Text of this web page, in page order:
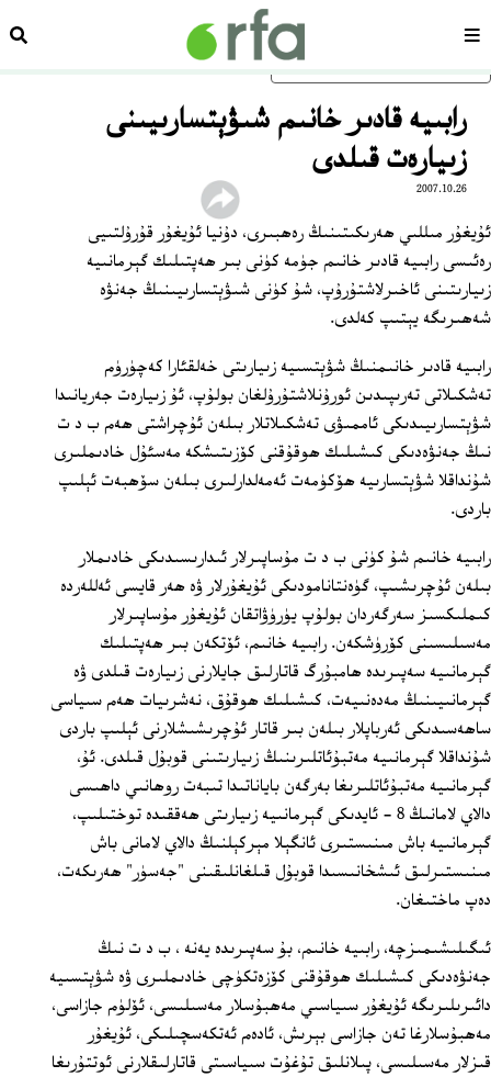
ئاساسلىق مەزمۇنغا ئاتلاڭسەھىپە
رابىيە قادىر خانىم شىۋېتسارىيىنى
زىيارەت قىلدى
2007.10.26
ئۇيغۇر مىللىي ھەرىكىتىنىڭ رەھبىرى، دۇنيا ئۇيغۇر قۇرۇلتىيى
رەئىسى رابىيە قادىر خانىم جۈمە كۈنى بىر ھەپتىلىك گېرمانىيە
زىيارىتىنى ئاخىرلاشتۇرۇپ، شۇ كۈنى شىۋېتسارىيىنىڭ جەنۋە
شەھىرىگە يېتىپ كەلدى.
رابىيە قادىر خانىمنىڭ شۋېتسىيە زىيارىتى خەلقئارا كەچۈرۈم
تەشكىلاتى تەرىپىدىن ئورۇنلاشتۇرۇلغان بولۇپ، ئۇ زىيارەت جەريانىدا
شۋېتسارىيىدىكى ئاممىۋى تەشكىلاتلار بىلەن ئۇچراشتى ھەم ب د ت
نىڭ جەنۋەدىكى كىشىلىك ھوقۇقنى كۆزىتىشكە مەسئۇل خادىملىرى
شۇنداقلا شۋېتسارىيە ھۆكۈمەت ئەمەلدارلىرى بىلەن سۆھبەت ئېلىپ
باردى.
رابىيە خانىم شۇ كۈنى ب د ت مۇساپىرلار ئىدارىسىدىكى خادىملار
بىلەن ئۇچرىشىپ، گۈەنتانامودىكى ئۇيغۇرلار ۋە ھەر قايسى ئەللەردە
كىملىكسىز سەرگەردان بولۇپ يۈرۈۋاتقان ئۇيغۇر مۇساپىرلار
مەسىلىسىنى كۆرۈشكەن. رابىيە خانىم، ئۆتكەن بىر ھەپتىلىك
گېرمانىيە سەپىرىدە ھامبۇرگ قاتارلىق جايلارنى زىيارەت قىلدى ۋە
گېرمانىيىنىڭ مەدەنىيەت، كىشىلىك ھوقۇق، نەشرىيات ھەم سىياسى
ساھەسىدىكى ئەرباپلار بىلەن بىر قاتار ئۇچرىشىشلارنى ئېلىپ باردى
شۇنداقلا گېرمانىيە مەتبۇئاتلىرىنىڭ زىيارىتىنى قوبۇل قىلدى. ئۇ،
گېرمانىيە مەتبۇئاتلىرىغا بەرگەن باياناتىدا تىبەت روھانىي داھىسى
دالاي لامانىڭ 8 ‏- ئايدىكى گېرمانىيە زىيارىتى ھەققىدە توختىلىپ،
گېرمانىيە باش مىنىستىرى ئانگېلا مېركېلنىڭ دالاي لامانى باش
مىنىستىرلىق ئىشخانىسىدا قوبۇل قىلغانلىقىنى "جەسۈر" ھەرىكەت،
دەپ ماختىغان.
ئىگىلىشىمىزچە، رابىيە خانىم، بۇ سەپىرىدە يەنە ، ب د ت نىڭ
جەنۋەدىكى كىشىلىك ھوقۇقنى كۆزەتكۈچى خادىملىرى ۋە شۋېتسىيە
دائىرىلىرىگە ئۇيغۇر سىياسىي مەھبۇسلار مەسىلىسى، ئۆلۈم جازاسى،
مەھبۇسلارغا تەن جازاسى بېرىش، ئادەم ئەتكەسچىلىكى، ئۇيغۇر
قىزلار مەسىلىسى، پىلانلىق تۇغۇت سىياسىتى قاتارلىقلارنى ئوتتۇرىغا